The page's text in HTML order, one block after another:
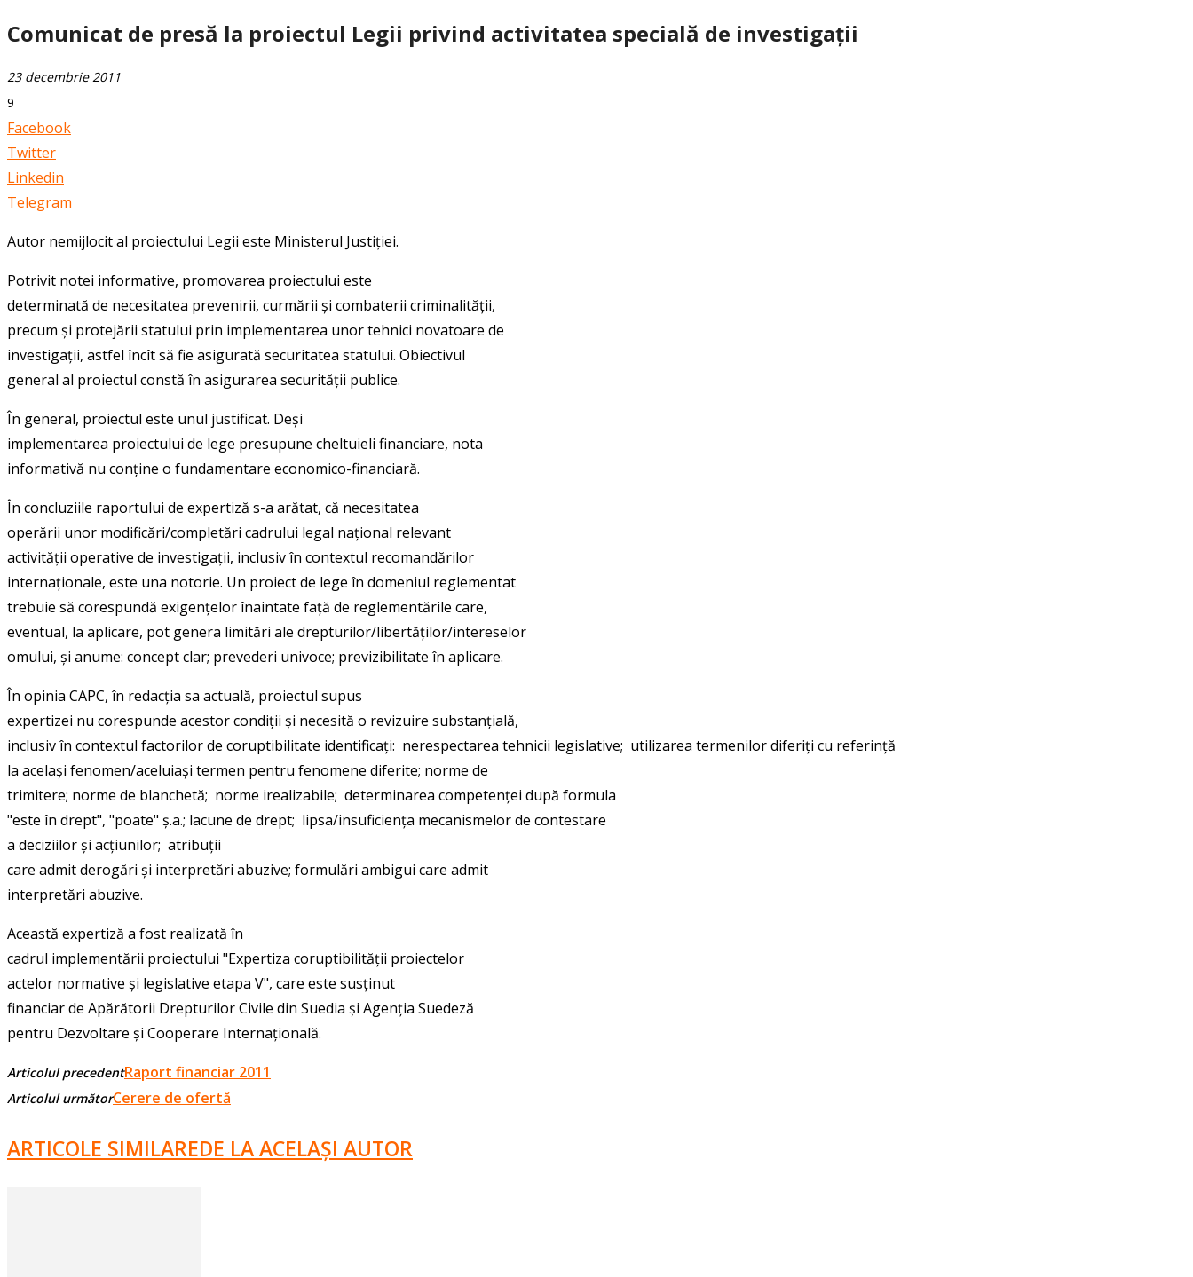
Comunicat de presă la proiectul Legii privind activitatea specială de investigații
23 decembrie 2011
9
Facebook
Twitter
Linkedin
Telegram
Autor nemijlocit al proiectului Legii este Ministerul Justiției.
Potrivit notei informative, promovarea proiectului este
determinată de necesitatea prevenirii, curmării și combaterii criminalității,
precum și protejării statului prin implementarea unor tehnici novatoare de
investigații, astfel încît să fie asigurată securitatea statului. Obiectivul
general al proiectul constă în asigurarea securității publice.
În general, proiectul este unul justificat. Deși
implementarea proiectului de lege presupune cheltuieli financiare, nota
informativă nu conține o fundamentare economico-financiară.
În concluziile raportului de expertiză s-a arătat, că necesitatea
operării unor modificări/completări cadrului legal național relevant
activității operative de investigații, inclusiv în contextul recomandărilor
internaționale, este una notorie. Un proiect de lege în domeniul reglementat
trebuie să corespundă exigențelor înaintate față de reglementările care,
eventual, la aplicare, pot genera limitări ale drepturilor/libertăților/intereselor
omului, și anume: concept clar; prevederi univoce; previzibilitate în aplicare.
În opinia CAPC, în redacția sa actuală, proiectul supus
expertizei nu corespunde acestor condiții și necesită o revizuire substanțială,
inclusiv în contextul factorilor de coruptibilitate identificați: nerespectarea tehnicii legislative; utilizarea termenilor diferiți cu referință
la același fenomen/aceluiași termen pentru fenomene diferite; norme de
trimitere; norme de blanchetă; norme irealizabile; determinarea competenței după formula
"este în drept", "poate" ș.a.; lacune de drept; lipsa/insuficiența mecanismelor de contestare
a deciziilor și acțiunilor; atribuții
care admit derogări și interpretări abuzive; formulări ambigui care admit
interpretări abuzive.
Această expertiză a fost realizată în
cadrul implementării proiectului "Expertiza coruptibilității proiectelor
actelor normative și legislative etapa V", care este susținut
financiar de Apărătorii Drepturilor Civile din Suedia și Agenția Suedeză
pentru Dezvoltare și Cooperare Internațională.
Articolul precedentRaport financiar 2011
Articolul următorCerere de ofertă
ARTICOLE SIMILAREDE LA ACELAȘI AUTOR